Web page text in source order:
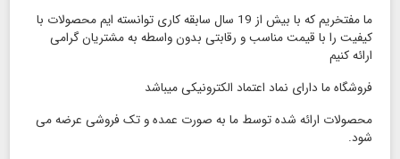
ما مفتخریم که با بیش از 19 سال سابقه کاری توانسته ایم محصولات با
کیفیت را با قیمت مناسب و رقابتی بدون واسطه به مشتریان گرامی
ارائه کنیم
فروشگاه ما دارای نماد اعتماد الكترونیكی میباشد
محصولات ارائه شده توسط ما به صورت عمده و تک فروشی عرضه می
شود.